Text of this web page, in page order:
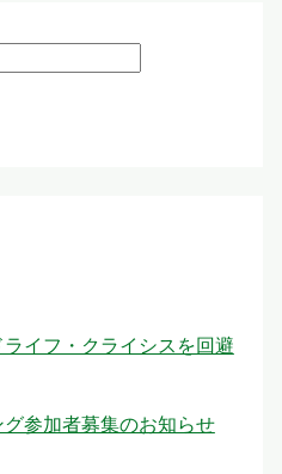
イフ・クライシスを回避
グ参加者募集のお知らせ